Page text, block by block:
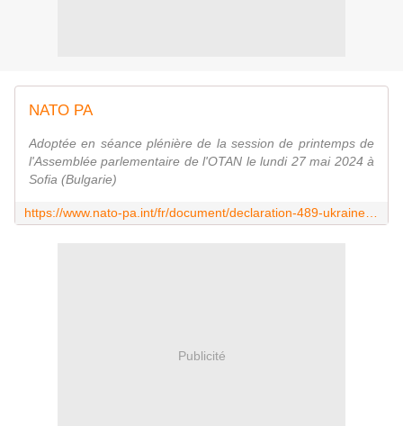
NATO PA
Adoptée en séance plénière de la session de printemps de
l'Assemblée parlementaire de l'OTAN le lundi 27 mai 2024 à
Sofia (Bulgarie)
Publicité